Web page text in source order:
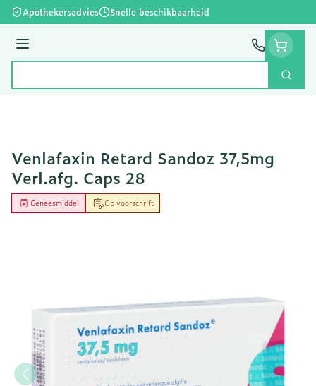
Ga naar de inhoud
Apothekersadvies Snelle beschikbaarheid
Menu
Zoek
Venlafaxin Retard Sandoz 37,5mg
Verl.afg. Caps 28
Op voorschrift
Geneesmiddel